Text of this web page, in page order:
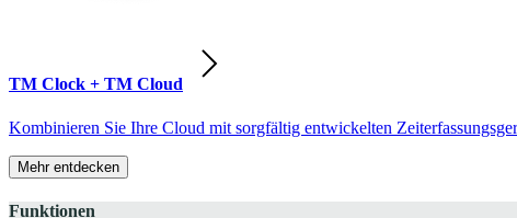
TM Clock + TM Cloud
Kombinieren Sie Ihre Cloud mit sorgfältig entwickelten
Mehr entdecken
Funktionen